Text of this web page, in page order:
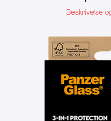
Beskrivelse